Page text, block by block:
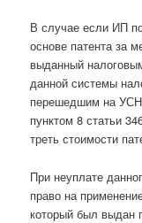
В случае если ИП
основе патента за
выданный
данной системы
перешедшим на УСН
пунктом 8 статьи
треть стоимости
При неуплате
право на
который был выдан